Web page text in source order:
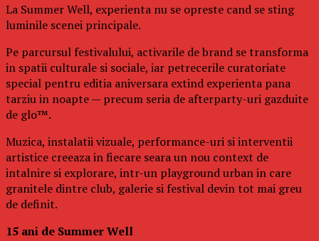
La Summer Well, experienta nu se opreste cand se sting
luminile scenei principale.
Pe parcursul festivalului, activarile de brand se transforma
in spatii culturale si sociale, iar petrecerile curatoriate
special pentru editia aniversara extind experienta pana
tarziu in noapte — precum seria de afterparty-uri gazduite
de glo™.
Muzica, instalatii vizuale, performance-uri si interventii
artistice creeaza in fiecare seara un nou context de
intalnire si explorare, intr-un playground urban in care
granitele dintre club, galerie si festival devin tot mai greu
de definit.
15 ani de Summer Well